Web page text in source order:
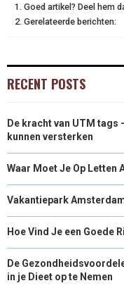
Goed artikel? Deel hem
Gerelateerde berichten:
RECENT POSTS
De kracht van UTM
kunnen versterken
Waar Moet Je Op Letten
Vakantiepark
Hoe Vind Je een Goede
De
in je Dieet op te Nemen